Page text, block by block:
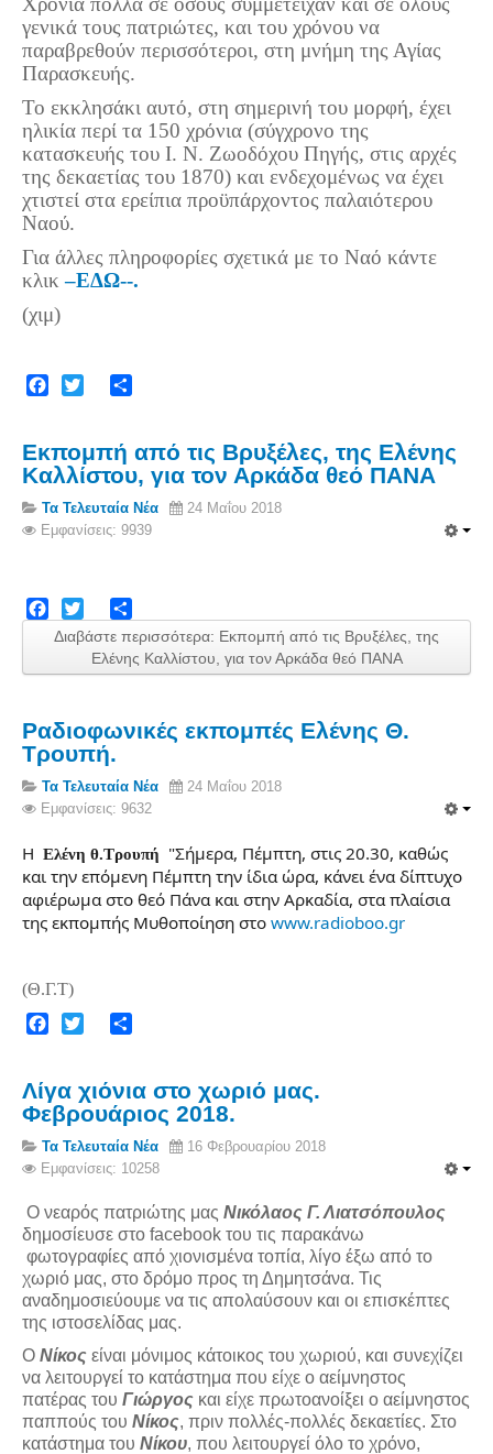
γενικά τους πατριώτες, και του χρόνου να
παραβρεθούν περισσότεροι, στη μνήμη της Αγίας
Παρασκευής.
Το εκκλησάκι αυτό, στη σημερινή του μορφή, έχει
ηλικία περί τα 150 χρόνια (σύγχρονο της
κατασκευής του Ι. Ν. Ζωοδόχου Πηγής, στις αρχές
της δεκαετίας του 1870) και ενδεχομένως να έχει
χτιστεί στα ερείπια προϋπάρχοντος παλαιότερου
Ναού.
Για άλλες πληροφορίες σχετικά με το Ναό κάντε
κλικ –ΕΔΩ--.
(χιμ)
Εκπομπή από τις Βρυξέλες, της Ελένης
Καλλίστου, για τον Αρκάδα θεό ΠΑΝΑ
Τα Τελευταία Νέα
24 Μαΐου 2018
Εμφανίσεις: 9939
Facebook
TwitterShare
Διαβάστε περισσότερα: Εκπομπή από τις Βρυξέλες, της
Ελένης Καλλίστου, για τον Αρκάδα θεό ΠΑΝΑ
Ραδιοφωνικές εκπομπές Ελένης Θ.
Τρουπή.
Τα Τελευταία Νέα
24 Μαΐου 2018
Εμφανίσεις: 9632
Η Ελένη θ.Τρουπή
"Σήμερα, Πέμπτη, στις 20.30, καθώς
και την επόμενη Πέμπτη την ίδια ώρα, κάνει ένα δίπτυχο
αφιέρωμα στο θεό Πάνα και στην Αρκαδία, στα πλαίσια
της εκπομπής Μυθοποίηση στο www.radioboo.gr
(Θ.Γ.Τ)
Λίγα χιόνια στο χωριό μας.
Φεβρουάριος 2018.
Τα Τελευταία Νέα
16 Φεβρουαρίου 2018
Εμφανίσεις: 10258
O νεαρός πατριώτης μας Νικόλαος Γ. Λιατσόπουλος
δημοσίευσε στο facebook του τις παρακάνω
φωτογραφίες από χιονισμένα τοπία, λίγο έξω από το
χωριό μας, στο δρόμο προς τη Δημητσάνα. Τις
αναδημοσιεύουμε να τις απολαύσουν και οι επισκέπτες
της ιστοσελίδας μας.
Ο Νίκος είναι μόνιμος κάτοικος του χωριού, και συνεχίζει
να λειτουργεί το κατάστημα που είχε ο αείμνηστος
πατέρας του Γιώργος και είχε πρωτοανοίξει ο αείμνηστος
παππούς του Νίκος, πριν πολλές-πολλές δεκαετίες. Στο
κατάστημα του Νίκου, που λειτουργεί όλο το χρόνο,